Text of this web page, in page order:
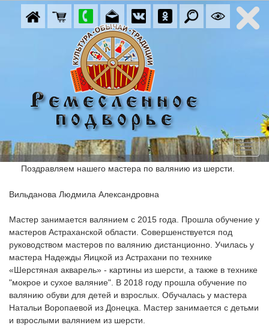
Поздравляем нашего мастера по валянию из шерсти.
Вильданова Людмила Александровна
Мастер занимается валянием с 2015 года. Прошла обучение у
мастеров Астраханской области. Совершенствуется под
руководством мастеров по валянию дистанционно. Училась у
мастера Надежды Яицкой из Астрахани по технике
«Шерстяная акварель» - картины из шерсти, а также в технике
"мокрое и сухое валяние". В 2018 году прошла обучение по
валянию обуви для детей и взрослых. Обучалась у мастера
Натальи Воропаевой из Донецка. Мастер занимается с детьми